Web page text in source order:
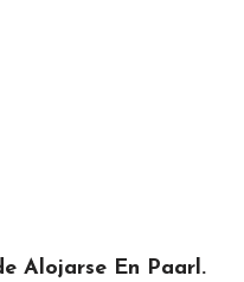
Alojarse En Paarl.